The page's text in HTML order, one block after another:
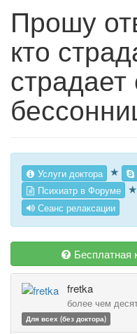
Прошу
кто
Услуги доктора ★
Психиатр в Форуме ★
Сеанс релаксации
Бесплатная
fretka
более чем
Для всех (без доктора)